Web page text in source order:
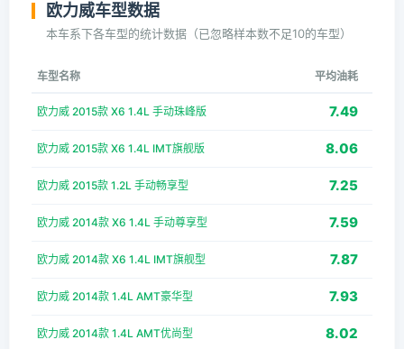
欧力威车型数据
本车系下各车型的统计数据（已忽略样本数不足10的车型）
车型名称 平均油耗
欧力威 2015款 X6 1.4L 手动珠峰版 7.49
欧力威 2015款 X6 1.4L IMT旗舰版 8.06
欧力威 2015款 1.2L 手动畅享型 7.25
欧力威 2014款 X6 1.4L 手动尊享型 7.59
欧力威 2014款 X6 1.4L IMT旗舰型 7.87
欧力威 2014款 1.4L AMT豪华型 7.93
欧力威 2014款 1.4L AMT优尚型 8.02